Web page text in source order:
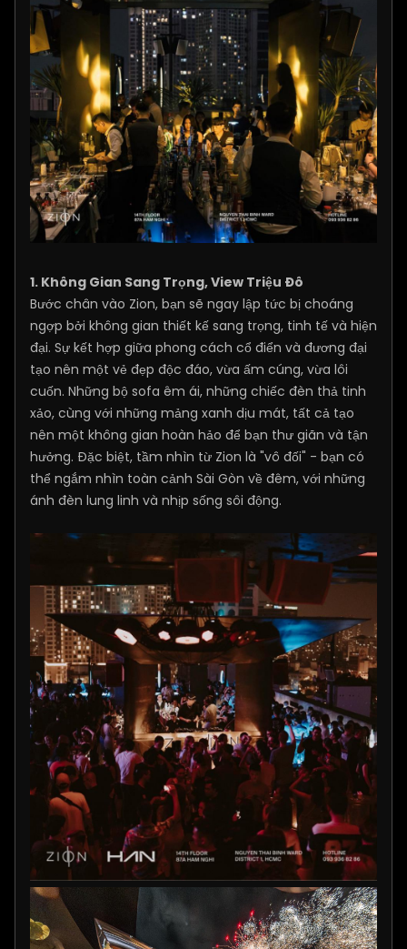
1. Không Gian Sang Trọng, View Triệu Đô
Bước chân vào Zion, bạn sẽ ngay lập tức bị choáng
ngợp bởi không gian thiết kế sang trọng, tinh tế và hiện
đại. Sự kết hợp giữa phong cách cổ điển và đương đại
tạo nên một vẻ đẹp độc đáo, vừa ấm cúng, vừa lôi
cuốn. Những bộ sofa êm ái, những chiếc đèn thả tinh
xảo, cùng với những mảng xanh dịu mát, tất cả tạo
nên một không gian hoàn hảo để bạn thư giãn và tận
hưởng. Đặc biệt, tầm nhìn từ Zion là "vô đối" - bạn có
thể ngắm nhìn toàn cảnh Sài Gòn về đêm, với những
ánh đèn lung linh và nhịp sống sôi động.